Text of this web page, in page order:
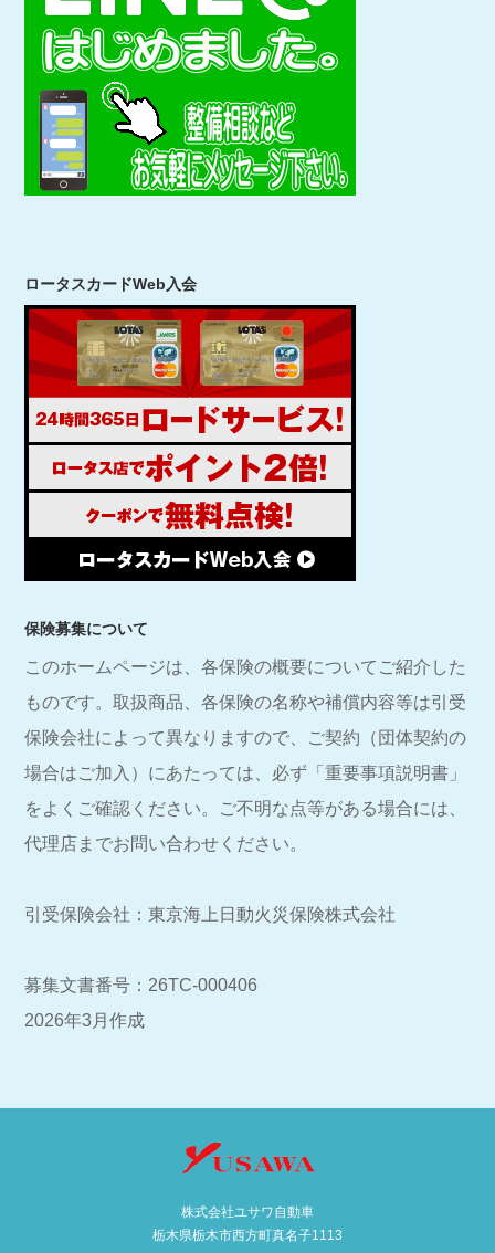
ロータスカードWeb入会
保険募集について
このホームページは、各保険の概要についてご紹介した
ものです。取扱商品、各保険の名称や補償内容等は引受
保険会社によって異なりますので、ご契約（団体契約の
場合はご加入）にあたっては、必ず「重要事項説明書」
をよくご確認ください。ご不明な点等がある場合には、
代理店までお問い合わせください。
引受保険会社：東京海上日動火災保険株式会社
募集文書番号：26TC-000406
2026年3月作成
株式会社ユサワ自動車
栃木県栃木市西方町真名子1113